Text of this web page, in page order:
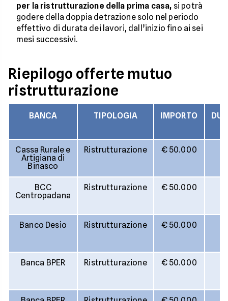
per la ristrutturazione della prima casa, si potrà
godere della doppia detrazione solo nel periodo
effettivo di durata dei lavori, dall’inizio fino ai sei
mesi successivi.
Riepilogo offerte mutuo
ristrutturazione
BANCA TIPOLOGIA IMPORTO
Cassa Rurale e
Artigiana di
Binasco
Ristrutturazione € 50.000
BCC
Centropadana
Ristrutturazione € 50.000
Banco Desio Ristrutturazione € 50.000
Banca BPER Ristrutturazione € 50.000